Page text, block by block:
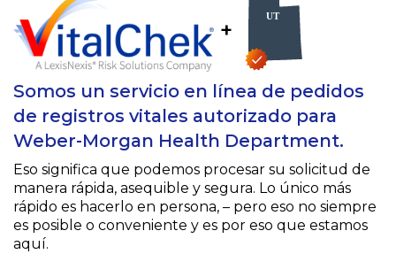
+
Somos un servicio en línea de pedidos
de registros vitales autorizado para
Weber-Morgan Health Department.
Eso significa que podemos procesar su solicitud de
manera rápida, asequible y segura. Lo único más
rápido es hacerlo en persona, – pero eso no siempre
es posible o conveniente y es por eso que estamos
aquí.